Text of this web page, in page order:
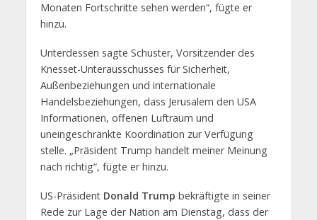
Monaten Fortschritte sehen werden“, fügte er
hinzu.
Unterdessen sagte Schuster, Vorsitzender des
Knesset-Unterausschusses für Sicherheit,
Außenbeziehungen und internationale
Handelsbeziehungen, dass Jerusalem den USA
Informationen, offenen Luftraum und
uneingeschränkte Koordination zur Verfügung
stelle. „Präsident Trump handelt meiner Meinung
nach richtig“, fügte er hinzu.
US-Präsident Donald Trump bekräftigte in seiner
Rede zur Lage der Nation am Dienstag, dass der